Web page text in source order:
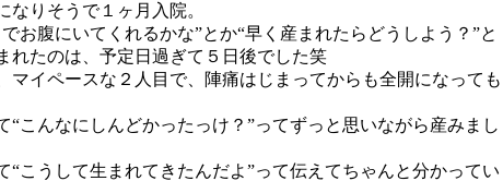
なりそうで１ヶ月入院。
お腹にいてくれるかな”とか“早く産まれたらどうしよう？”と
れたのは、予定日過ぎて５日後でした笑
マイペースな２人目で、陣痛はじまってからも全開になっても
“こんなにしんどかったっけ？”ってずっと思いながら産みまし
“こうして生まれてきたんだよ”って伝えてちゃんと分かってい